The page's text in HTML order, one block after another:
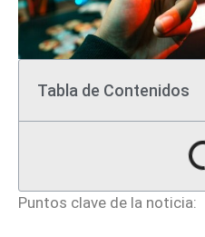
Tabla de Contenidos
Puntos clave de la noticia: